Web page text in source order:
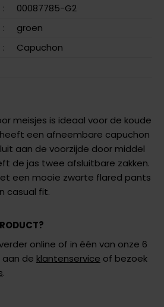
:
00087785-G2
:
groen
:
Capuchon
meisjes is ideaal voor de koude
een afneembare capuchon
aan de voorzijde door middel
de jas twee afsluitbare zakken.
een mooie zwarte flared pants
casual fit.
online of in één van onze 6
aan de klantenservice of bezoek
.